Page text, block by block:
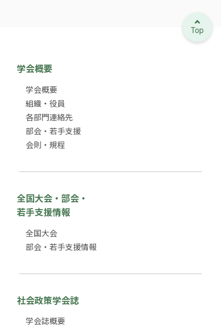
学会概要
学会概要
組織・役員
各部門連絡先
部会・若手支援
会則・規程
全国大会・部会・
若手支援情報
全国大会
部会・若手支援情報
社会政策学会誌
学会誌概要
Top